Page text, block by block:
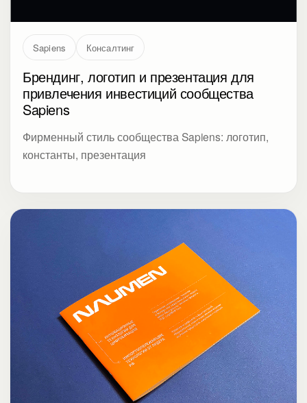
Sapiens Консалтинг
Брендинг, логотип и презентация для
привлечения инвестиций сообщества
Sapiens
Фирменный стиль сообщества Sapiens: логотип,
константы, презентация